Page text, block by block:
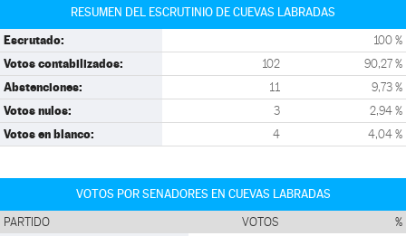
RESUMEN DEL ESCRUTINIO DE CUEVAS LABRADAS
Escrutado: 100 %
Votos contabilizados: 102 90,27 %
Abstenciones: 11 9,73 %
Votos nulos: 3 2,94 %
Votos en blanco: 4 4,04 %
VOTOS POR SENADORES EN CUEVAS LABRADAS
PARTIDO VOTOS %